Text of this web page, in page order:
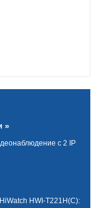
»
с 2 IP
HWI-T221H(C):